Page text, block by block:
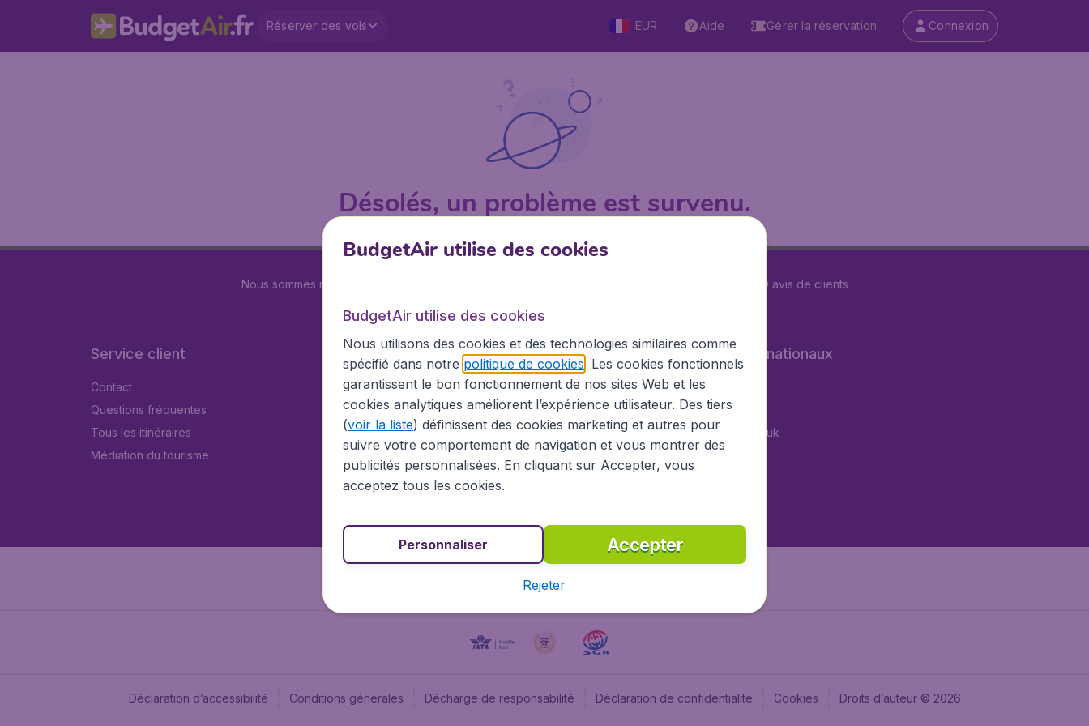
Réserver des vols EUR Aide Gérer la réservation Connexion
Désolés, un problème est survenu.
Nous sommes notés 29579 avis de clients
Service client
Contact
Questions fréquentes
Tous les itinéraires
Médiation du tourisme
BudgetAir.fr
À propos
Information Légale
Carrières
Devenez partenaire
Vols pas chers
Sites internationaux
BudgetAir.es
BudgetAir.it
BudgetAir.co.uk
Déclaration d’accessibilité Conditions générales Décharge de responsabilité Déclaration de confidentialité Cookies Droits d’auteur © 2026
BudgetAir utilise des cookies
BudgetAir utilise des cookies
Nous utilisons des cookies et des technologies similaires comme
spécifié dans notre politique de cookies . Les cookies fonctionnels
garantissent le bon fonctionnement de nos sites Web et les
cookies analytiques améliorent l’expérience utilisateur. Des tiers
(voir la liste) définissent des cookies marketing et autres pour
suivre votre comportement de navigation et vous montrer des
publicités personnalisées. En cliquant sur Accepter, vous
acceptez tous les cookies.
Accepter
Personnaliser
Rejeter